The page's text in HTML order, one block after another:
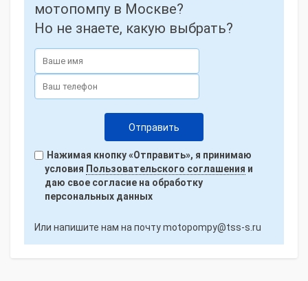
мотопомпу в Москве?
Но не знаете, какую выбрать?
Нажимая кнопку «Отправить», я принимаю
условия Пользовательского соглашения и
даю свое согласие на обработку
персональных данных
Или напишите нам на почтуmotopompy@tss-s.ru